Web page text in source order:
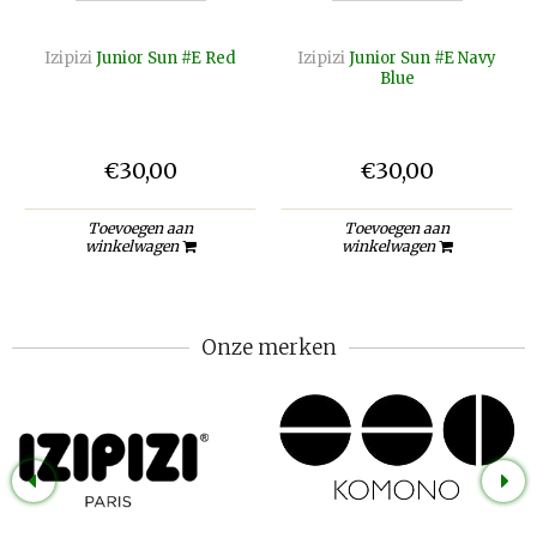
IzipiziJunior Sun #E Red
€30,00
Toevoegen aan
winkelwagen
IzipiziJunior Sun #E Navy
Blue
€30,00
Toevoegen aan
winkelwagen
Onze merken